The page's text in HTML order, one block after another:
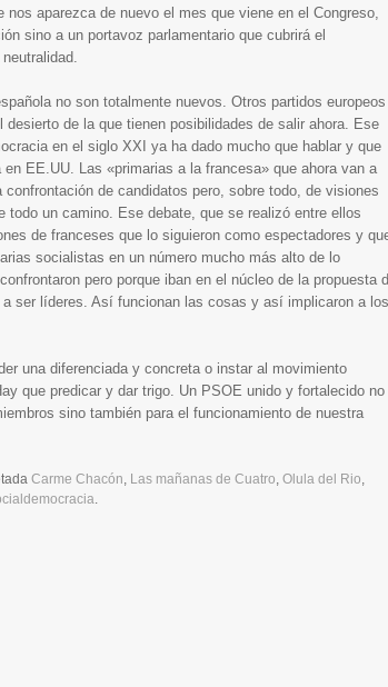
aparezca de nuevo el mes que viene en el Congreso,
sino a un portavoz parlamentario que cubrirá el
no son totalmente nuevos. Otros partidos europeos
de la que tienen posibilidades de salir ahora. Ese
en el siglo XXI ya ha dado mucho que hablar y que
EE.UU. Las «primarias a la francesa» que ahora van a
de candidatos pero, sobre todo, de visiones
todo un camino. Ese debate, que se realizó entre ellos
de franceses que lo siguieron como espectadores y
socialistas en un número mucho más alto de lo
pero porque iban en el núcleo de la propuesta
ser líderes. Así funcionan las cosas y así implicaron a los
una diferenciada y concreta o instar al movimiento
que predicar y dar trigo. Un PSOE unido y fortalecido no
sino también para el funcionamiento de nuestra
Carme Chacón, Las mañanas de Cuatro, Olula del Rio,
.